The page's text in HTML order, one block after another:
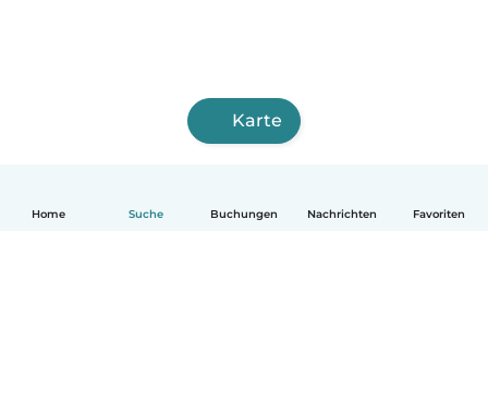
Home Suche Buchungen Nachrichten Favoriten
Karte